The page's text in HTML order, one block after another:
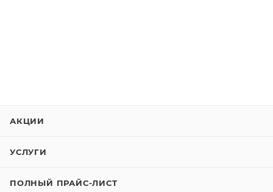
АКЦИИ
УСЛУГИ
ПОЛНЫЙ ПРАЙС-ЛИСТ